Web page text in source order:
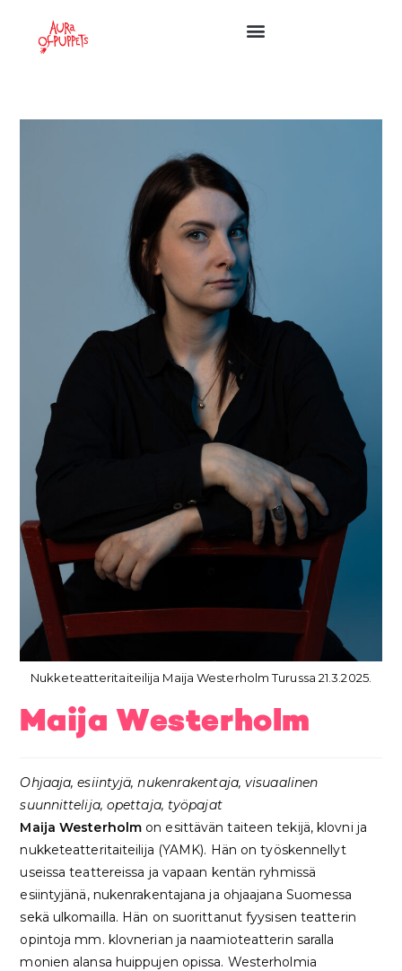
Nukketeatteritaiteilija Maija Westerholm Turussa 21.3.2025.
Maija Westerholm
Ohjaaja, esiintyjä, nukenrakentaja, visuaalinen
suunnittelija, opettaja, työpajat
Maija Westerholm on esittävän taiteen tekijä, klovni ja
nukketeatteritaiteilija (YAMK). Hän on työskennellyt
useissa teattereissa ja vapaan kentän ryhmissä
esiintyjänä, nukenrakentajana ja ohjaajana Suomessa
sekä ulkomailla. Hän on suorittanut fyysisen teatterin
opintoja mm. klovnerian ja naamioteatterin saralla
monien alansa huippujen opissa. Westerholmia